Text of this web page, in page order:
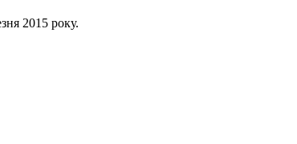
2015 року.